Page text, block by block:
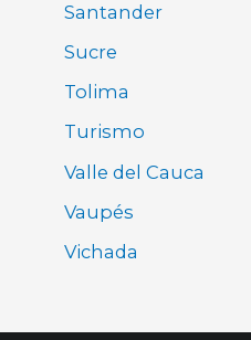
Santander
Sucre
Tolima
Turismo
Valle del Cauca
Vaupés
Vichada